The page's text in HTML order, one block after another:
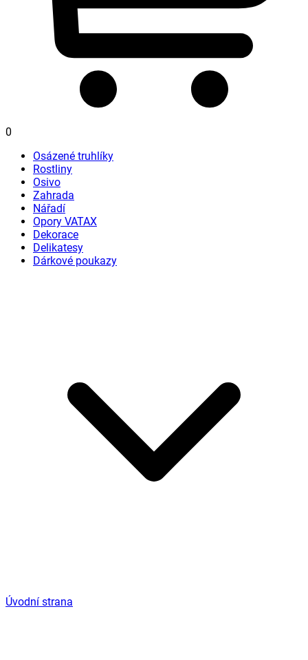
0
Osázené truhlíky
Rostliny
Osivo
Zahrada
Nářadí
Opory VATAX
Dekorace
Delikatesy
Dárkové poukazy
Úvodní strana